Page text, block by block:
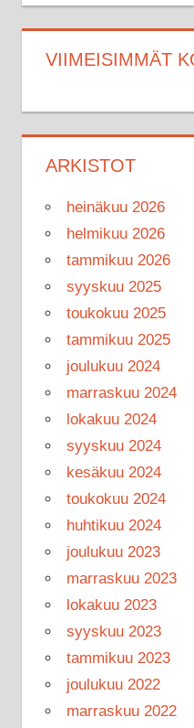
VIIMEISIMMÄT
ARKISTOT
heinäkuu 2026
helmikuu 2026
tammikuu 2026
syyskuu 2025
toukokuu 2025
tammikuu 2025
joulukuu 2024
marraskuu 2024
lokakuu 2024
syyskuu 2024
kesäkuu 2024
toukokuu 2024
huhtikuu 2024
joulukuu 2023
marraskuu 2023
lokakuu 2023
syyskuu 2023
tammikuu 2023
joulukuu 2022
marraskuu 2022